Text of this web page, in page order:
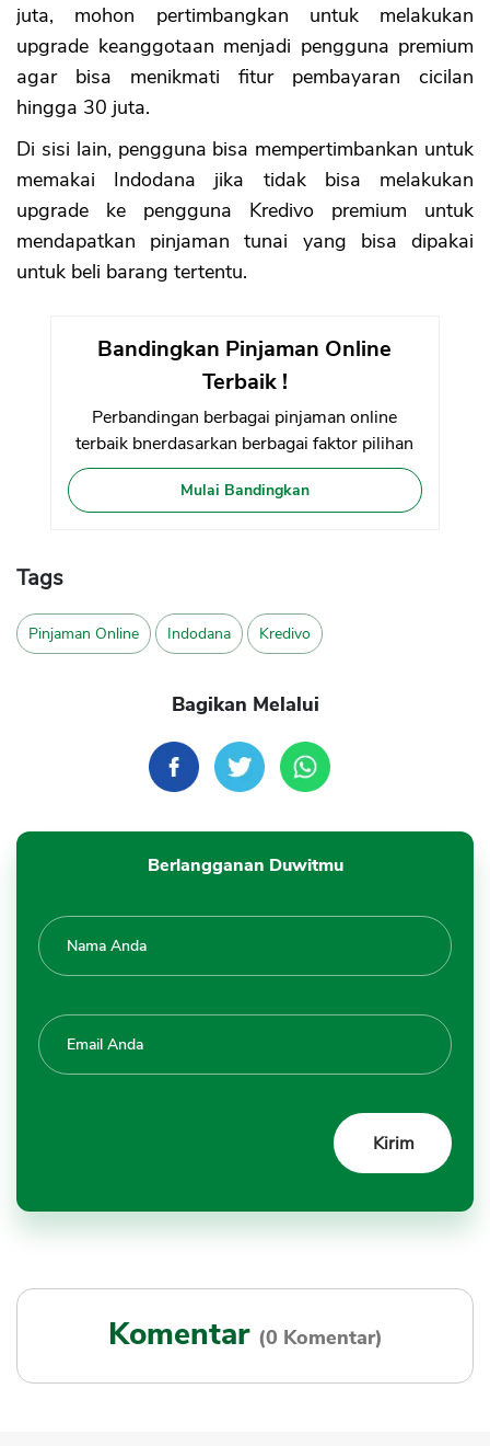
juta, mohon pertimbangkan untuk melakukan
upgrade keanggotaan menjadi pengguna premium
agar bisa menikmati fitur pembayaran cicilan
hingga 30 juta.
Di sisi lain, pengguna bisa mempertimbankan untuk
memakai Indodana jika tidak bisa melakukan
upgrade ke pengguna Kredivo premium untuk
mendapatkan pinjaman tunai yang bisa dipakai
untuk beli barang tertentu.
Bandingkan Pinjaman Online
Terbaik !
Perbandingan berbagai pinjaman online
terbaik bnerdasarkan berbagai faktor pilihan
Mulai Bandingkan
Tags
Pinjaman Online Indodana Kredivo
Bagikan Melalui
Berlangganan Duwitmu
Komentar (0 Komentar)